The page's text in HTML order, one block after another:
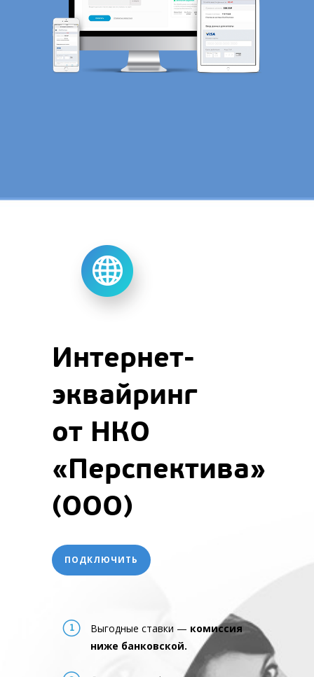
Интернет-
эквайринг
от НКО
«Перспектива»
(ООО)
ПОДКЛЮЧИТЬ
Выгодные ставки — комиссия
ниже банковской.